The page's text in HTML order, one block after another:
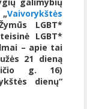
Vaivorykštės
LGBT*
LGBT*
– apie tai
21 dieną
g. 16)
dienų“